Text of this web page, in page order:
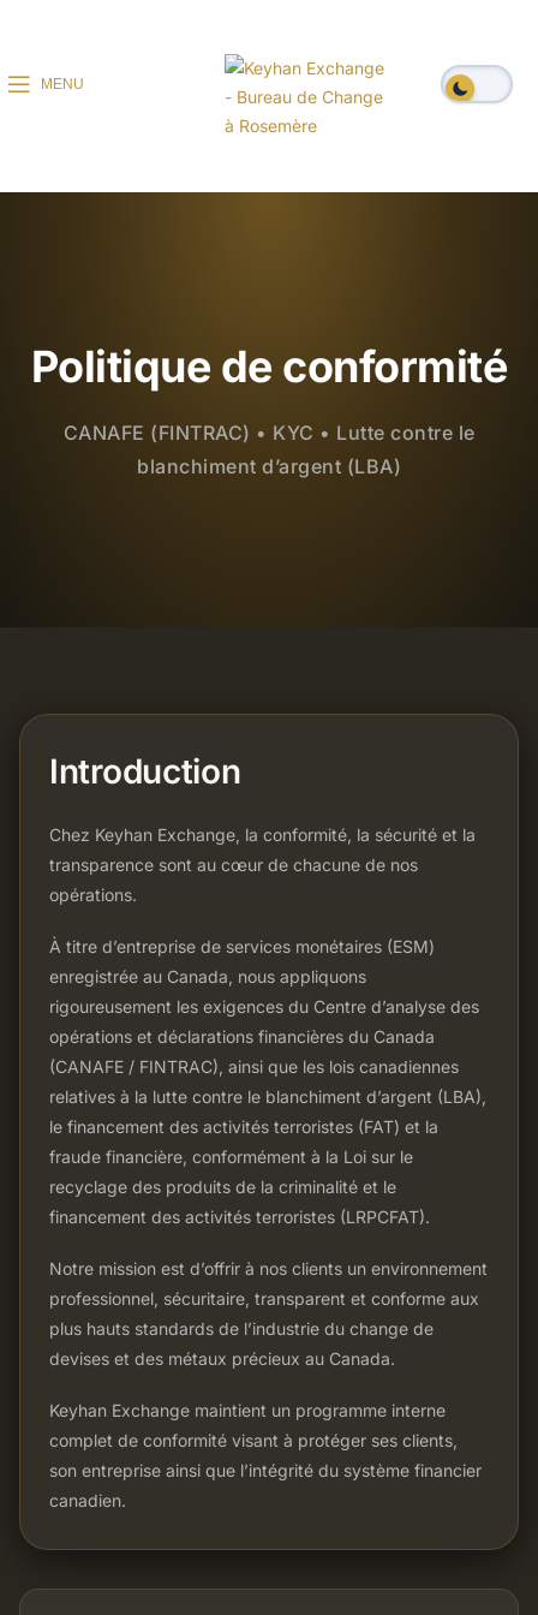
MENU
Politique de conformité
CANAFE (FINTRAC) • KYC • Lutte contre le
blanchiment d’argent (LBA)
Introduction
Chez Keyhan Exchange, la conformité, la sécurité et la
transparence sont au cœur de chacune de nos
opérations.
À titre d’entreprise de services monétaires (ESM)
enregistrée au Canada, nous appliquons
rigoureusement les exigences du Centre d’analyse des
opérations et déclarations financières du Canada
(CANAFE / FINTRAC), ainsi que les lois canadiennes
relatives à la lutte contre le blanchiment d’argent (LBA),
le financement des activités terroristes (FAT) et la
fraude financière, conformément à la Loi sur le
recyclage des produits de la criminalité et le
financement des activités terroristes (LRPCFAT).
Notre mission est d’offrir à nos clients un environnement
professionnel, sécuritaire, transparent et conforme aux
plus hauts standards de l’industrie du change de
devises et des métaux précieux au Canada.
Keyhan Exchange maintient un programme interne
complet de conformité visant à protéger ses clients,
son entreprise ainsi que l’intégrité du système financier
canadien.